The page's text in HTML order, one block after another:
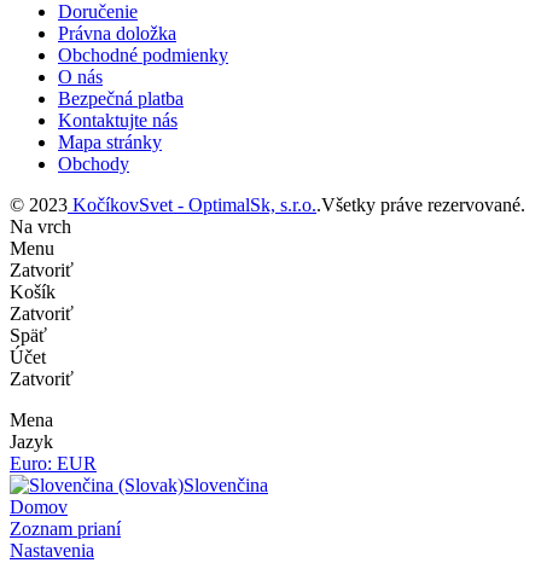
Doručenie
Právna doložka
Obchodné podmienky
O nás
Bezpečná platba
Kontaktujte nás
Mapa stránky
Obchody
© 2023 KočíkovSvet - OptimalSk, s.r.o..Všetky práve rezervované.
Na vrch
Menu
Zatvoriť
Košík
Zatvoriť
Späť
Účet
Zatvoriť
Mena
Jazyk
Euro: EUR
Slovenčina
Domov
Zoznam prianí
Nastavenia